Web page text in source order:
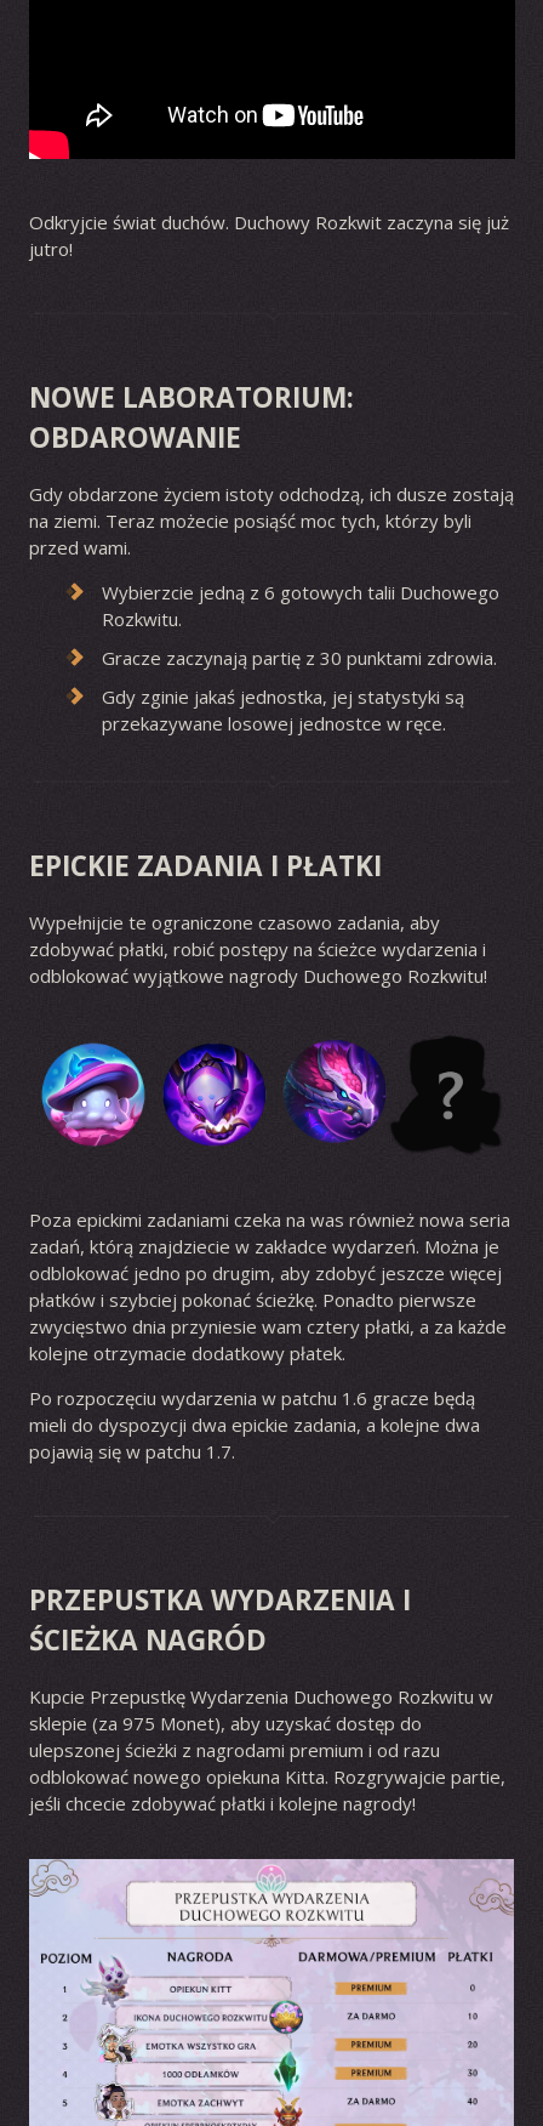
Odkryjcie świat duchów. Duchowy Rozkwit zaczyna się już
jutro!
NOWE LABORATORIUM:
OBDAROWANIE
Gdy obdarzone życiem istoty odchodzą, ich dusze zostają
na ziemi. Teraz możecie posiąść moc tych, którzy byli
przed wami.
Wybierzcie jedną z 6 gotowych talii Duchowego
Rozkwitu.
Gracze zaczynają partię z 30 punktami zdrowia.
Gdy zginie jakaś jednostka, jej statystyki są
przekazywane losowej jednostce w ręce.
EPICKIE ZADANIA I PŁATKI
Wypełnijcie te ograniczone czasowo zadania, aby
zdobywać płatki, robić postępy na ścieżce wydarzenia i
odblokować wyjątkowe nagrody Duchowego Rozkwitu!
Poza epickimi zadaniami czeka na was również nowa seria
zadań, którą znajdziecie w zakładce wydarzeń. Można je
odblokować jedno po drugim, aby zdobyć jeszcze więcej
płatków i szybciej pokonać ścieżkę. Ponadto pierwsze
zwycięstwo dnia przyniesie wam cztery płatki, a za każde
kolejne otrzymacie dodatkowy płatek.
Po rozpoczęciu wydarzenia w patchu 1.6 gracze będą
mieli do dyspozycji dwa epickie zadania, a kolejne dwa
pojawią się w patchu 1.7.
PRZEPUSTKA WYDARZENIA I
ŚCIEŻKA NAGRÓD
Kupcie Przepustkę Wydarzenia Duchowego Rozkwitu w
sklepie (za 975 Monet), aby uzyskać dostęp do
ulepszonej ścieżki z nagrodami premium i od razu
odblokować nowego opiekuna Kitta. Rozgrywajcie partie,
jeśli chcecie zdobywać płatki i kolejne nagrody!